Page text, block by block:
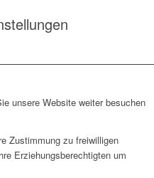
unsere Website weiter besuchen
Zustimmung zu freiwilligen
Erziehungsberechtigten um